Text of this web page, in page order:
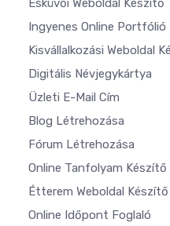
Esküvői Weboldal Készítő
Ingyenes Online Portfólió
Kisvállalkozási Weboldal
Digitális Névjegykártya
Üzleti E-Mail Cím
Blog Létrehozása
Fórum Létrehozása
Online Tanfolyam Készítő
Étterem Weboldal Készítő
Online Időpont Foglaló